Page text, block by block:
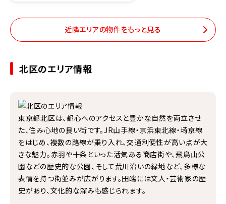
近隣エリアの物件をもっと見る
北区のエリア情報
東京都北区は、都心へのアクセスと豊かな自然を両立させ
た、住み心地の良い街です。JR山手線・京浜東北線・埼京線
をはじめ、複数の路線が乗り入れ、交通利便性が高い点が大
きな魅力。赤羽や十条といった活気ある商店街や、飛鳥山公
園などの歴史的な公園、そして荒川沿いの緑地など、多様な
表情を持つ街並みが広がります。田端には文人・芸術家の歴
史があり、文化的な深みも感じられます。